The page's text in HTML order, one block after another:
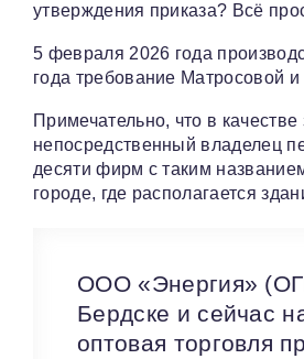
утверждения приказа? Всё
5 февраля 2026 года
года требование
Примечательно, что в
непосредственный владелец
десяти фирм с таким
городе, где располагается
ООО «Энергия»
Бердске и сейчас
оптовая торговля